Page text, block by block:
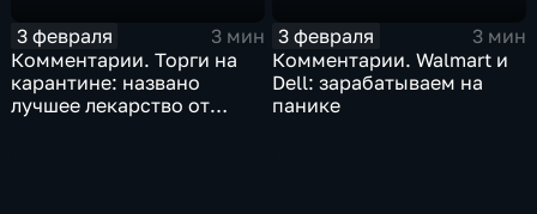
3 февраля
3 мин
Комментарии. Торги на
карантине: названо
лучшее лекарство от
3 февраля
3 мин
Комментарии. Walmart и
Dell: зарабатываем на
панике